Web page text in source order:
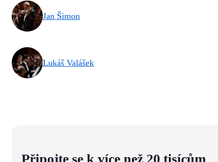
Jan Šimon
Lukáš Valášek
Připojte se k více než 20 tisícům